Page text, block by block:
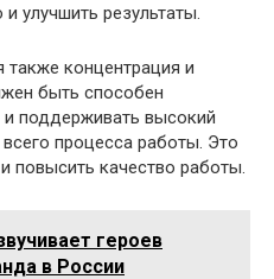
улучшить результаты.
концентрация и
быть способен
поддерживать высокий
процесса работы. Это
повысить качество работы.
героев
в России